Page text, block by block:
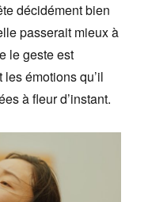
décidément bien
passerait mieux à
le geste est
émotions qu’il
à fleur d’instant.